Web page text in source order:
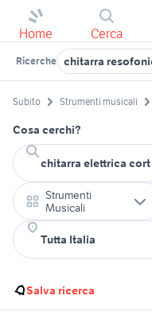
Home Cerca
Ricerche chitarra
Subito Strumenti musicali
Cosa cerchi?
Strumenti
Musicali
Salva ricerca